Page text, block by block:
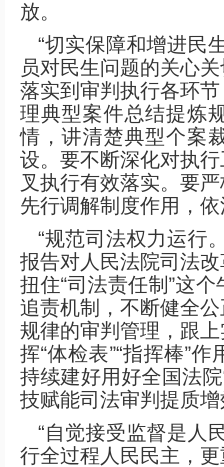
放。
“切实保障和增进民
员对民生问题的关心
落实到审判执行各环
理典型案件总结提炼
情，讲清楚典型个案
设。要不断深化对执
叉执行有效落实。要
先行调解制度作用，
“规范司法权力运行
报告对人民法院司法
扭住“司法责任制”这
追责机制，不断健全
规律的审判管理，跟
挥“体检表”“指挥棒”
持续建好用好全国法
技赋能司法审判提质
“自觉接受监督是人
行全过程人民民主，